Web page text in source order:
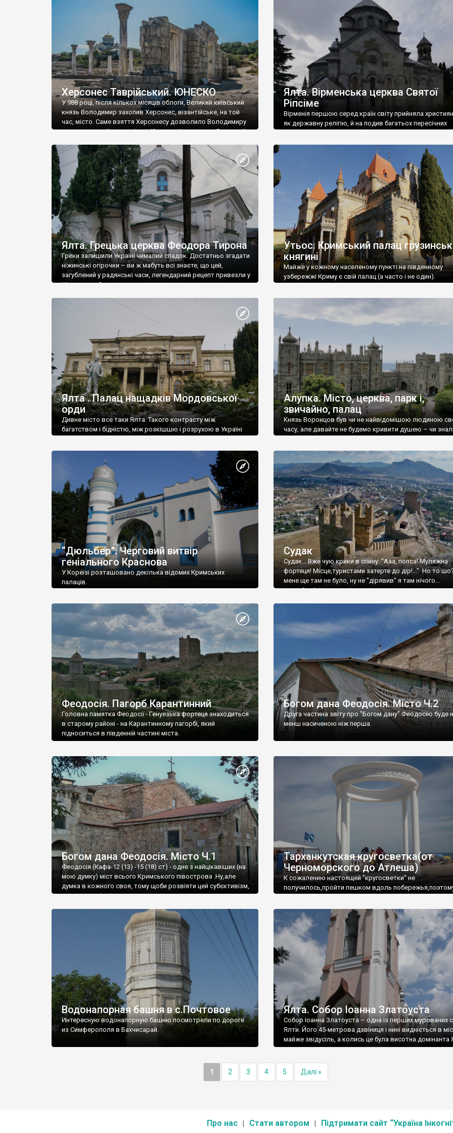
візантійської доби. Раритети викрадені з фондів об’єкту
культурної спадщини ЮНЕСКО «Херсонеса Таврійського».
Офіційно – на виставку «Золото Візантії», але експерти та
влада в Україні вважають це лише […]
називаються «повстяками» (postaki)…” “Вино. Крим
виробляє відмінне вино і його вдосталь: воно все
легке біле і дуже […]
Херсонес Таврійський. ЮНЕСКО
У 988 році, після кількох місяців облоги, Великий київський
князь Володимир захопив Херсонес, візантійське, на той
час, місто. Саме взяття Херсонесу дозволило Володимиру
диктувати свої умови візантійському імператору Василю ІІ,
Херсонесі Володимир-язичник, став Василем-
християнином. А потім було Хрещення Русі. На честь
Херсонесу Таврійського названо місто […]
Ялта. Вірменська церква Святої
Ріпсіме
Вірменія першою серед країн світу прийняла
як державну релігію, й на подив багатьох пересічних
Ялта. Грецька церква Феодора Тирона
Греки залишили Україні чималий спадок. Достатньо згадати
ніжинські огірочки – ви ж мабуть всі знаєте, що цей,
загублений у радянські часи, легендарний рецепт привезли у
Ніжин греки?
Утьос. Кримський палац
княгині
Майже у кожному населеному пункті на південному
узбережжі Криму є свій палац (а часто і не один).
Ялта . Палац нащадків Мордовської
орди
Дивне місто все таки Ялта. Такого контрасту між
багатством і бідністю, між розкішшю і розрухою в Україні
Алупка. Місто, церква, парк і,
звичайно, палац
Князь Воронцов був чи не найвідомішою людиною
часу, але давайте не будемо кривити душею – чи
“Дюльбер”. Черговий витвір
геніального Краснова
У Кореїзі розташовано декілька відомих Кримських
палаців.
Судак
Судак... Вже чую крики в спину: "Ааа, попса! Муляжна
фортеця! Місце,туристами затерте до дір!..." Но то
мене ще там не було, ну не "дірявив" я там нічого...
принаймні до цього літа.
Феодосія. Пагорб Карантинний
Головна памятка Феодосії - Генуезька фортеця знаходиться
в старому районі - на Карантинному пагорбі, який
підноситься в південній частині міста.
Богом дана Феодосія. Місто Ч.2
Друга частина звіту про "Богом дану" Феодосію буде
менш насиченою ніж перша.
Богом дана Феодосія. Місто Ч.1
Феодосія (Кафа-12 (13) -15 (18) ст) - одне з найцікавіших (на
мою думку) міст всього Кримського півострова .Ну,але
думка в кожного своя, тому щоби розвіяти цей субєктивізм,
запрошую відвідати це
Тарханкутская кругосветка(от
Черноморского до Атлеша)
К сожалению настоящей "кругосветки" не
получилось,пройти пешком вдоль
Водонапорная башня в с.Почтовое
Интересную водонапорную башню посмотрели по дороге
из Симферополя в Бахчисарай.
Ялта. Собор Іоанна Златоуста
Собор Іоанна Златоуста – одна із перших мурованих
Ялти. Його 45-метрова дзвіниця і нині видніється в
майже звідусіль, а колись це була висотна домінанта
1 2 3 4 5 Далі »
Про нас Стати автором Підтримати сайт “Україна